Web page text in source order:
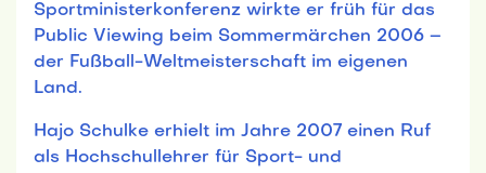
Sportministerkonferenz wirkte er früh für das
Public Viewing beim Sommermärchen 2006 –
der Fußball-Weltmeisterschaft im eigenen
Land.
Hajo Schulke erhielt im Jahre 2007 einen Ruf
als Hochschullehrer für Sport- und